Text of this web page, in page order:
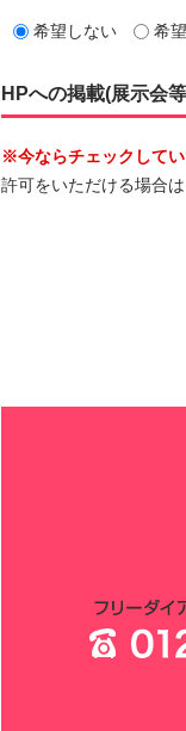
希望しない 希
HPへの掲載(展示会
※今ならチェックして
許可をいただける場合